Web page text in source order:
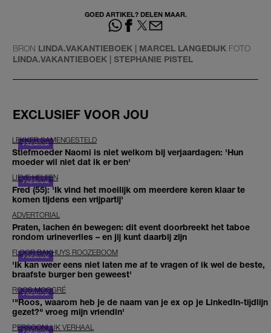
GOED ARTIKEL? DELEN MAAR.
BRON LINDA.VAKANTIEBOEK | MARCEL LANGEDIJK FOTO
LINDA.VAKANTIEBOEK | STEPHANIE PISTEL
EXCLUSIEF VOOR JOU
LEKKER SAMENGESTELD
Stiefmoeder Naomi is niet welkom bij verjaardagen: 'Hun
moeder wil niet dat ik er ben'
LIEVE HELEEN
Fred (55): 'Ik vind het moeilijk om meerdere keren klaar te
komen tijdens een vrijpartij'
ADVERTORIAL
Praten, lachen én bewegen: dit event doorbreekt het taboe
rondom urineverlies – en jij kunt daarbij zijn
FLOOR BAKHUYS ROOZEBOOM
'Ik kan weer eens niet laten me af te vragen of ik wel de beste,
braafste burger ben geweest'
ROOS MOGGRÉ
'"Roos, waarom heb je de naam van je ex op je LinkedIn-tijdlijn
gezet?" vroeg mijn vriendin'
PERSOONLIJK VERHAAL